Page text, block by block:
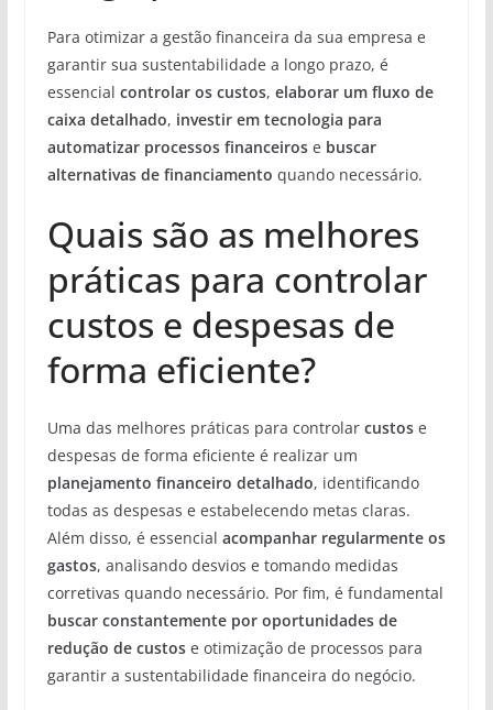
Para otimizar a gestão financeira da sua empresa e
garantir sua sustentabilidade a longo prazo, é
essencial controlar os custos, elaborar um fluxo de
caixa detalhado, investir em tecnologia para
automatizar processos financeirose buscar
alternativas de financiamento quando necessário.
Quais são as melhores
práticas para controlar
custos e despesas de
forma eficiente?
Uma das melhores práticas para controlar custose
despesas de forma eficiente é realizar um
planejamento financeiro detalhado, identificando
todas as despesas e estabelecendo metas claras.
Além disso, é essencial acompanhar regularmente os
gastos, analisando desvios e tomando medidas
corretivas quando necessário. Por fim, é fundamental
buscar constantemente por oportunidades de
redução de custose otimização de processos para
garantir a sustentabilidade financeira do negócio.